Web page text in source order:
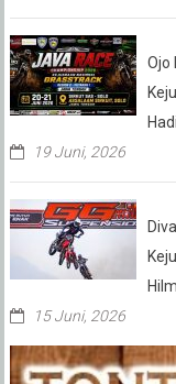
Ojo
19 Juni, 2026
15 Juni, 2026